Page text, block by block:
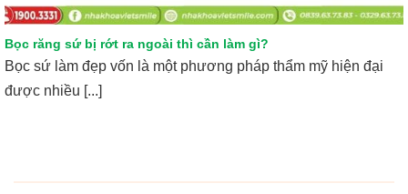
Bọc răng sứ bị rớt ra ngoài thì cần làm gì?
Bọc sứ làm đẹp vốn là một phương pháp thẩm mỹ hiện đại
được nhiều [...]